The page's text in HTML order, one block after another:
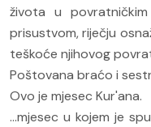
života u
prisustvom, riječju
teškoće njihovog
Poštovana braćo i
Ovo je mjesec Kur'ana.
...mjesec u kojem je